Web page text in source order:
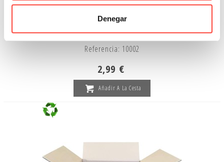
Denegar
Cutter Apli
Referencia: 10002
2,99 €
Añadir A La Cesta